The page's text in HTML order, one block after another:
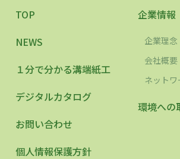
TOP
NEWS
１分で分かる溝端紙工
デジタルカタログ
お問い合わせ
個人情報保護方針
企業情報
企業理念
会社概要
ネットワ
環境への